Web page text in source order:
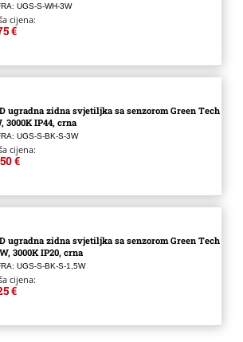
UGS-S-WH-3W
cijena:
€
ugradna zidna svjetiljka sa senzorom Green Tech
3000K IP44, crna
UGS-S-BK-S-3W
cijena:
€
ugradna zidna svjetiljka sa senzorom Green Tech
3000K IP20, crna
UGS-S-BK-S-1,5W
cijena:
€